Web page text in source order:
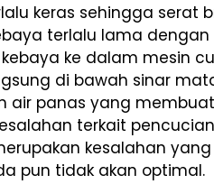
keras sehingga serat
terlalu lama
kebaya ke dalam mesin
di bawah sinar
air panas yang
terkait
kesalahan
pun tidak akan optimal.